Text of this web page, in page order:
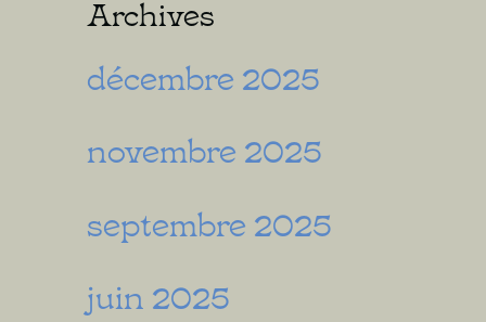
Archives
décembre 2025
novembre 2025
septembre 2025
juin 2025